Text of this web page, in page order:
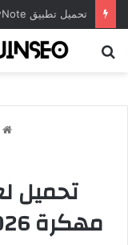
مهكرة 2026 للأندرويد APK مجاناً